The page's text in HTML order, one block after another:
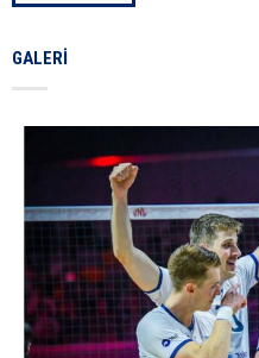
GALERI